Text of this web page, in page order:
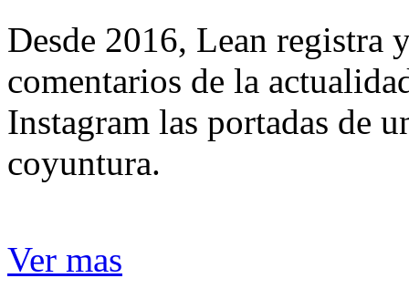
Desde 2016, Lean registra
comentarios de la
Instagram las portadas de
coyuntura.
Ver mas